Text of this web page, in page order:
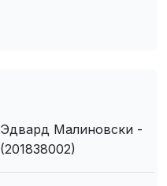
Эдвард Малиновски -
(201838002)